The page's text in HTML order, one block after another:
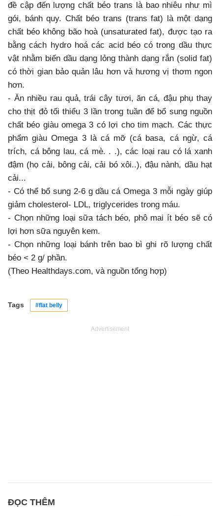
đề cập đến lượng chất béo trans là bao nhiêu như mì
gói, bánh quy. Chất béo trans (trans fat) là một dạng
chất béo không bão hoà (unsaturated fat), được tạo ra
bằng cách hydro hoá các acid béo có trong dầu thực
vật nhằm biến dầu dạng lỏng thành dạng rắn (solid fat)
có thời gian bảo quản lâu hơn và hương vị thơm ngon
hơn.
- Ăn nhiều rau quả, trái cây tươi, ăn cá, đậu phụ thay
cho thịt đỏ tối thiểu 3 lần trong tuần để bổ sung nguồn
chất béo giàu omega 3 có lợi cho tim mạch. Các thực
phẩm giàu Omega 3 là cá mỡ (cá basa, cá ngừ, cá
trích, cá bông lau, cá mè. . .), các loại rau có lá xanh
đậm (họ cải, bông cải, cải bó xôi..), đậu nành, dầu hạt
cải...
- Có thể bổ sung 2-6 g dầu cá Omega 3 mỗi ngày giúp
giảm cholesterol- LDL, triglycerides trong máu.
- Chọn những loại sữa tách béo, phô mai ít béo sẽ có
lợi hơn sữa nguyên kem.
- Chọn những loại bánh trên bao bì ghi rõ lượng chất
béo < 2 g/ phần.
(Theo Healthdays.com, và nguồn tổng hợp)
Tags #flat belly
Advertisement
ĐỌC THÊM